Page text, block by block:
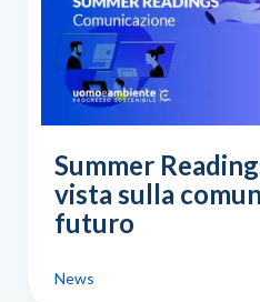
Summer
vista sulla
futuro
News